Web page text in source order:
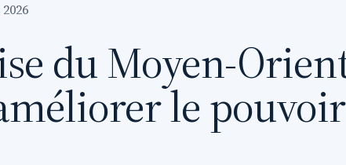
du Moyen-
le pouvoir